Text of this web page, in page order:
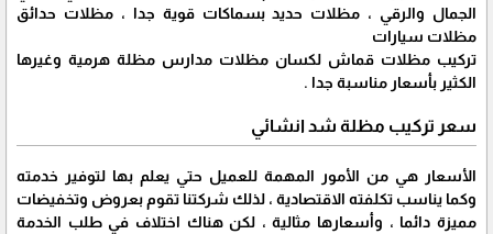
الجمال والرقي ، مظلات حديد بسماكات قوية جدا ، مظلات حدائق
مظلات سيارات
تركيب مظلات قماش لكسان مظلات مدارس مظلة هرمية وغيرها
الكثير بأسعار مناسبة جدا .
سعر تركيب مظلة شد انشائي
الأسعار هي من الأمور المهمة للعميل حتي يعلم بها لتوفير خدمته
وكما يناسب تكلفته الاقتصادية ، لذلك شركتنا تقوم بعروض وتخفيضات
مميزة دائما ، وأسعارها مثالية ، لكن هناك اختلاف في طلب الخدمة